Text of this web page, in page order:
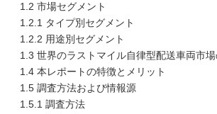
1.2 市場セグメント
1.2.1 タイプ別セグメント
1.2.2 用途別セグメント
1.3 世界のラストマイル自律型配送車両市
1.4 本レポートの特徴とメリット
1.5 調査方法および情報源
1.5.1 調査方法